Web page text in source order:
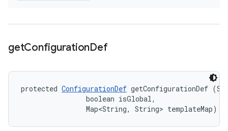
getConfigurationDef
protected ConfigurationDef getConfigurationDef
                boolean isGlobal,
                Map<String, String> templateMap)